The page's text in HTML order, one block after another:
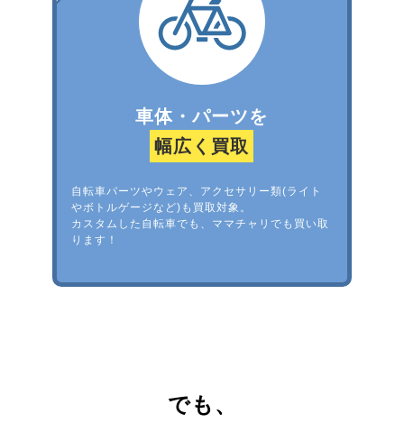
車体・パーツを
幅広く買取
自転車パーツやウェア、アクセサリー類(ライト
やボトルゲージなど)も買取対象。
カスタムした自転車でも、ママチャリでも買い取
ります！
でも、